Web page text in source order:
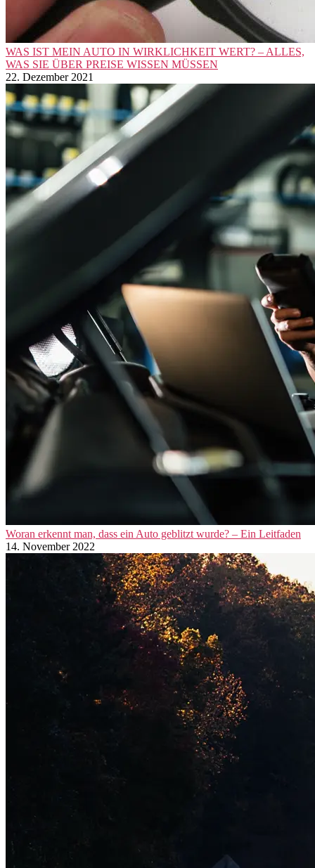
WAS IST MEIN AUTO IN WIRKLICHKEIT WERT? – ALLES,
WAS SIE ÜBER PREISE WISSEN MÜSSEN
22. Dezember 2021
Woran erkennt man, dass ein Auto geblitzt wurde? – Ein Leitfaden
14. November 2022